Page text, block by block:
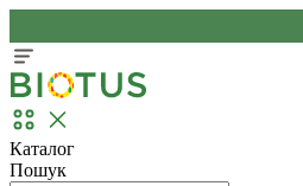
Каталог
Пошук